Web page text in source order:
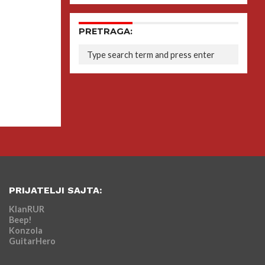
PRETRAGA:
PRIJATELJI SAJTA:
KlanRUR
Beep!
Konzola
GuitarHero